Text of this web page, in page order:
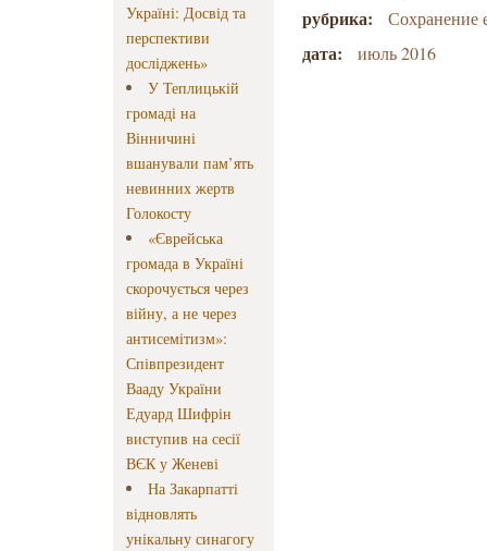
Україні: Досвід та
перспективи
досліджень»
У Теплицькій
громаді на
Вінничині
вшанували пам’ять
невинних жертв
Голокосту
«Єврейська
громада в Україні
скорочується через
війну, а не через
антисемітизм»:
Співпрезидент
Вааду України
Едуард Шифрін
виступив на сесії
ВЄК у Женеві
На Закарпатті
відновлять
унікальну синагогу
рубрика: Сохранение
дата: июль 2016